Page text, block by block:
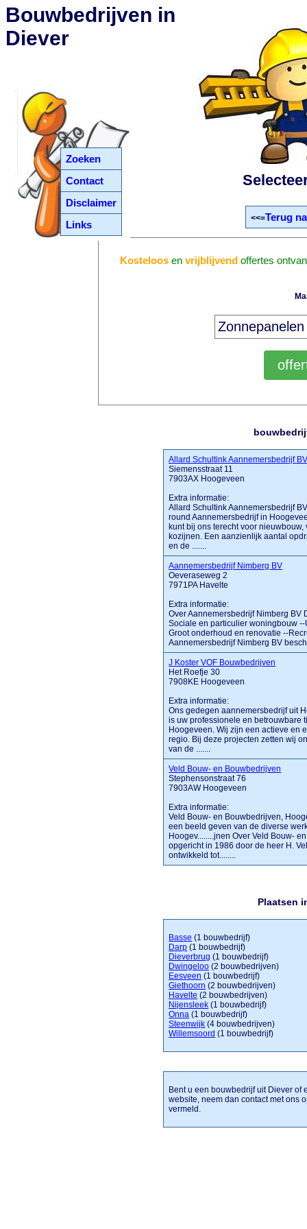
Zoeken
Contact
Disclaimer
Links
Bouwbedrijven in
Diever
<<=Terug
Kosteloos envrijblijvend offertes
Allard Schultink Aannemersbedrijf
Siemensstraat 11
7903AX Hoogeveen
Extra informatie:
Allard Schultink Aannemersbedrijf
round Aannemersbedrijf in
kunt bij ons terecht voor
kozijnen. Een aanzienlijk aantal
en de .......
Aannemersbedrijf Nimberg BV
Oeveraseweg 2
7971PA Havelte
Extra informatie:
Over Aannemersbedrijf Nimberg BV
Sociale en particulier woningbouw
Groot onderhoud en renovatie --
Aannemersbedrijf Nimberg BV
J Koster VOF Bouwbedrijven
Het Roefje 30
7908KE Hoogeveen
Extra informatie:
Ons gedegen aannemersbedrijf uit
is uw professionele en betrouwbare
Hoogeveen. Wij zijn een actieve en
regio. Bij deze projecten zetten wij
van de .......
Veld Bouw- en Bouwbedrijven
Stephensonstraat 76
7903AW Hoogeveen
Extra informatie:
Veld Bouw- en Bouwbedrijven,
een beeld geven van de diverse
Hoogev........jnen Over Veld Bouw-
opgericht in 1986 door de heer H.
ontwikkeld tot........
Plaatsen
Basse (1 bouwbedrijf)
Darp (1 bouwbedrijf)
Dieverbrug (1 bouwbedrijf)
Dwingeloo (2 bouwbedrijven)
Eesveen (1 bouwbedrijf)
Giethoorn (2 bouwbedrijven)
Havelte (2 bouwbedrijven)
Nijensleek (1 bouwbedrijf)
Onna (1 bouwbedrijf)
Steenwijk (4 bouwbedrijven)
Willemsoord (1 bouwbedrijf)
Bent u een bouwbedrijf uit Diever
website, neem dan contact met ons
vermeld.